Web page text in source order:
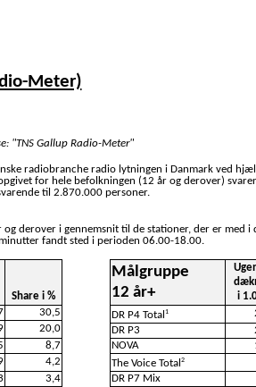
Meter)
"TNS Gallup Radio-Meter"
radiobranche radio lytningen i Danmark ved
for hele befolkningen (12 år og derover)
til 2.870.000 personer.
derover i gennemsnit til de stationer, der er med i
fandt sted i perioden 06.00-18.00.
Share i %
30,5
20,0
8,7
4,2
3,4
Målgruppe
12 år+
i
DR P4 Total 1
DR P3
NOVA
The Voice Total 2
DR P7 Mix